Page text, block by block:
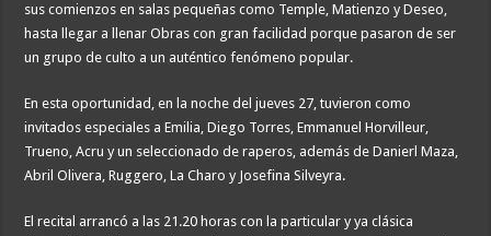
sus comienzos en salas pequeñas como Temple, Matienzo y Deseo,
hasta llegar a llenar Obras con gran facilidad porque pasaron de ser
un grupo de culto a un auténtico fenómeno popular.
En esta oportunidad, en la noche del jueves 27, tuvieron como
invitados especiales a Emilia, Diego Torres, Emmanuel Horvilleur,
Trueno, Acru y un seleccionado de raperos, además de Danierl Maza,
Abril Olivera, Ruggero, La Charo y Josefina Silveyra.
El recital arrancó a las 21.20 horas con la particular y ya clásica